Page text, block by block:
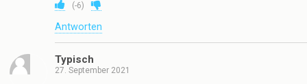
(-6)
Antworten
Typisch
27. September 2021